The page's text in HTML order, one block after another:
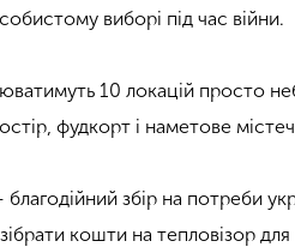
виборі під час війни.
10 локацій просто
фудкорт і наметове
збір на потреби
кошти на тепловізор